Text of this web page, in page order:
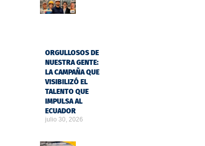
ORGULLOSOS DE
NUESTRA GENTE:
LA CAMPAÑA QUE
VISIBILIZÓ EL
TALENTO QUE
IMPULSA AL
ECUADOR
julio 30, 2026